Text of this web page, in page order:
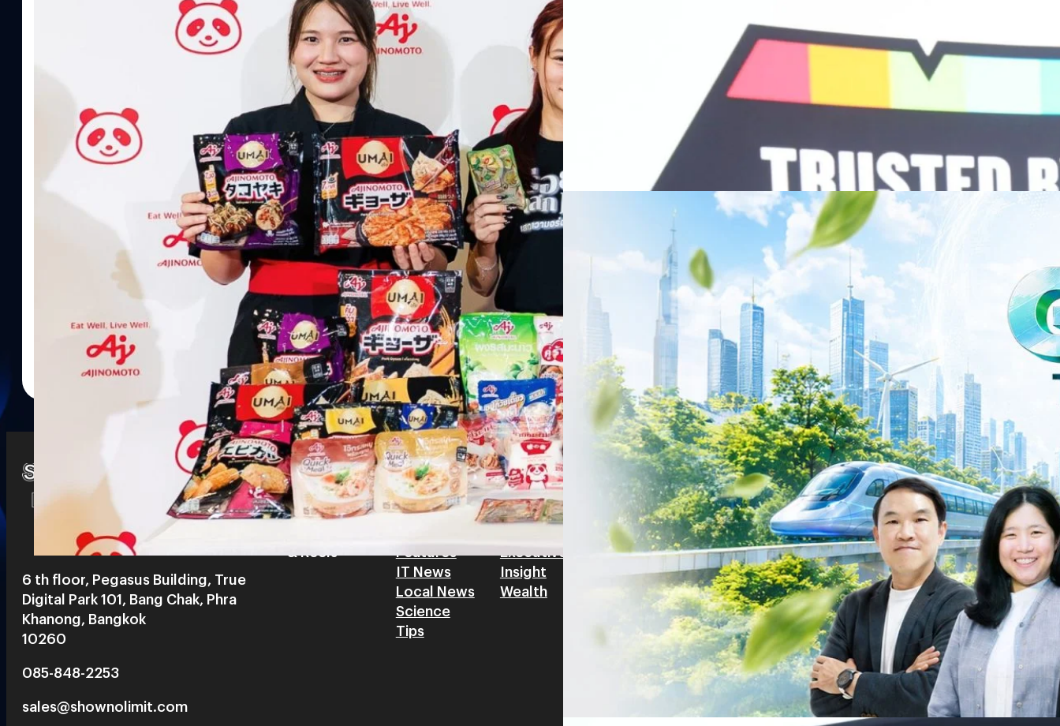
ความรู้หลักรูปแบบผลิตภัณฑ์ / โซลูชันกลุ่มเป้าหมายหลักNutrition & Well-beingAminoScience (การใช้
ประโยชน์จากกรดอะมิโน)aminoVITAL, AminoNITE,
หลายแห่งในจีน เราเชื่อมั่นว่าความร่วมมือระหว่างหัวเว่ยกับพันธมิตรไทยในวันนี้จะช่วยผลักดันวิสัยทัศน์…
Recurring Revenue เร่งเครื่อง New Growth Engine พร้อมจ่ายปันผล 0.10
บริษัท ซินเน็ค (ประเทศไทย) จำกัด (มหาชน) หรือ SYNNEX โชว์ผลการดำเนินงานแข็งแกร่ง กำไรสุทธิ
ไตรมาส 2 และงวด 6 เดือนแรกของปี 2569 เติบโต 17.8% และ 17.7% จากช่วงเดียวกันของปีก่อน สูงกว่าการ
เติบโตของรายได้อย่างมีนัยสำคัญ พร้อมประกาศจ่ายเงินปันผลระหว่างกาล 0.10 บาทต่อหุ้น โดยกำหนดวันที่
ไม่ได้รับสิทธิปันผล (XD) วันที่ 19 สิงหาคม 2569 และกำหนดจ่ายเงินปันผลวันที่ 2 กันยายน 2569 นางสาวสุ
ธิดา มงคลสุธี ประธานเจ้าหน้าที่บริหาร บริษัท ซินเน็ค (ประเทศไทย) จำกัด (มหาชน) เปิดเผยว่า ในช่วงครึ่งปี
แรกบริษัทเดินหน้าขับเคลื่อน Business Transformation อย่างต่อเนื่อง ผ่านการยกระดับจากผู้จัดจำหน่าย
สินค้าไอที สู่การเป็น Digital Infrastructure Platform เพื่อรองรับการเติบโตของเศรษฐกิจ AI โดยมุ่งเพิ่ม
สัดส่วนธุรกิจที่มีมูลค่าเพิ่ม ควบคู่กับการขยายเครือข่ายพันธมิตรเทคโนโลยีระดับโลก…
| 1 days ago
ครบรอบ 6 ปี สำนักข่าว TODAY เปิดเวทีใหญ่ SUSTAIN CITY: THE GREEN
TRANSITION ถกแนวทางปรับตัวสู่เศรษฐกิจสีเขียวอย่างยั่งยืน
เนื่องในโอกาสครบรอบ 6 ปี สำนักข่าว TODAY จัดงาน SUSTAIN CITY: THE GREEN TRANSITION เวทีแลก
เปลี่ยนมุมมองเกี่ยวกับการเปลี่ยนผ่านสู่เศรษฐกิจและสังคมสีเขียว พร้อมนำเสนอแนวทางที่สามารถนำไป
ประยุกต์ใช้ได้จริง จากผู้แทนภาครัฐ ภาคธุรกิจ และผู้เชี่ยวชาญในหลากหลายสาขา ผ่านประเด็นสำคัญว่า
ประเทศไทยควรปรับตัวอย่างไร ? เพื่อเดินหน้าสู่ความยั่งยืนและบรรลุเป้าหมาย Net Zero อย่างเป็นรูปธรรม
ทั้งในมิติของภาครัฐ ภาคธุรกิจ การเงิน และพลังงาน Green Transitioning: Shifting Systemพลิกโครงสร้าง
เศรษฐกิจ ปรับห่วงโซ่คุณค่า และเชื่อมโยงนโยบายกับเทคโนโลยี เพื่อขับเคลื่อนประเทศไทยสู่เศรษฐกิจสีเขียว
โดย ศาสตราจารย์ ดร. ยศชนัน วงศ์สวัสดิ์รองนายกรัฐมนตรีและรัฐมนตรีว่าการกระทรวงการอุดมศึกษา
วิทยาศาสตร์ วิจัยและนวัตกรรม Green Transitioning: Decarbonize Unlockร่วมสำรวจแนวทางที่ภาคธุรกิจ
สามารถนำ Green Tech มาใช้เพื่อลดการปล่อยคาร์บอน และเดินหน้าสู่เป้าหมาย Net Zero พบกับ คุณปัณ
วรรธน์ นิลกิจศรานนท์ รองประธานกรรมการบริหาร ฝ่ายวิศวกรรมโครงสร้างบริษัท…
รัตนาภรณ์ ศรีนวลจันทร์ | 2 days ago
Read More
6 th floor, Pegasus Building, True
Digital Park 101, Bang Chak, Phra
Khanong, Bangkok
10260
085-848-2253
sales@shownolimit.com
Watch
& Reels
Tech
Features
IT News
Local News
Science
Tips
Biz
Corporate
Executive
Insight
Wealth
Game
Articles
Game News
Reviews
Life
Environment
Health
People
Trends
Wellness
SOCIAL MEDIA
Instagram
Facebook